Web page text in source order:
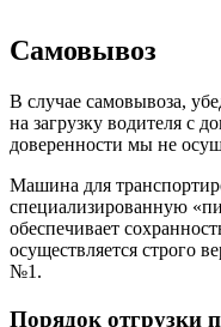
Самовывоз
В случае самовывоза,
на загрузку водителя с
доверенности мы не
Машина для
специализированную
обеспечивает
осуществляется строго
№1.
Порядок отгрузки